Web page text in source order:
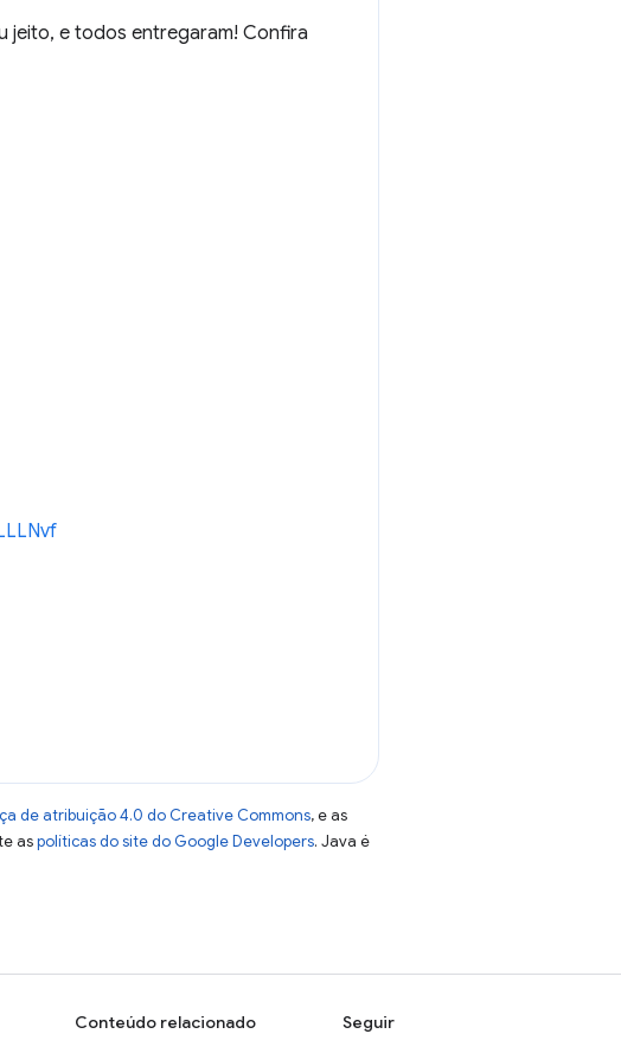
jeito, e todos entregaram! Confira
de atribuição 4.0 do Creative Commons, e as
aspolíticas do site do Google Developers. Java é
Conteúdo relacionado
Seguir